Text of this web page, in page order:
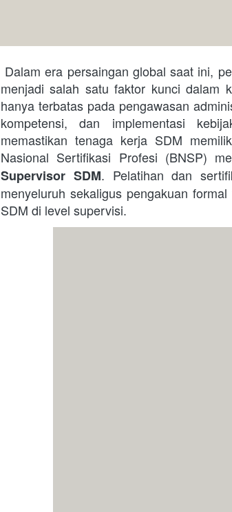
menjadi salah satu faktor kunci dalam
hanya terbatas pada pengawasan
kompetensi, dan implementasi
memastikan tenaga kerja SDM
Nasional Sertifikasi Profesi (BNSP)
Supervisor SDM. Pelatihan dan
menyeluruh sekaligus pengakuan
SDM di level supervisi.